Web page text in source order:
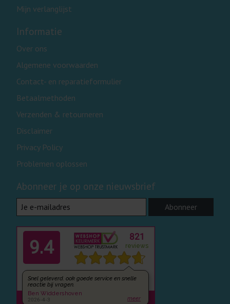
Mijn verlanglijst
Informatie
Over ons
Algemene voorwaarden
Contact- en reparatieformulier
Betaalmethoden
Verzenden & retourneren
Disclaimer
Privacy Policy
Problemen oplossen
Abonneer je op onze nieuwsbrief
Abonneer